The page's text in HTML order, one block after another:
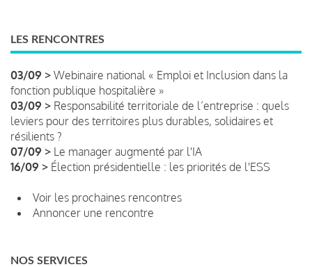
LES RENCONTRES
03/09 > Webinaire national « Emploi et Inclusion dans la
fonction publique hospitalière »
03/09 > Responsabilité territoriale de l’entreprise : quels
leviers pour des territoires plus durables, solidaires et
résilients ?
07/09 > Le manager augmenté par l'IA
16/09 > Élection présidentielle : les priorités de l'ESS
Voir les prochaines rencontres
Annoncer une rencontre
NOS SERVICES